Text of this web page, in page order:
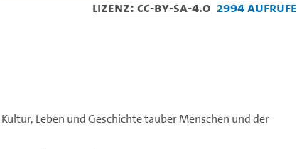
Lizenz: CC-BY-SA-4.0 2994 Aufrufe
Leben und Geschichte tauber Menschen und der